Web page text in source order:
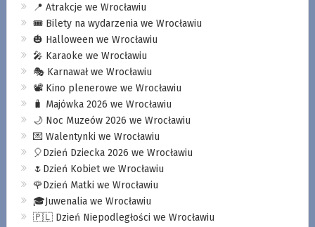
📍 Atrakcje we Wrocławiu
🎟️ Bilety na wydarzenia we Wrocławiu
🎃 Halloween we Wrocławiu
🎤 Karaoke we Wrocławiu
🎭 Karnawał we Wrocławiu
📽️ Kino plenerowe we Wrocławiu
🧳 Majówka 2026 we Wrocławiu
🌙 Noc Muzeów 2026 we Wrocławiu
💌 Walentynki we Wrocławiu
🎈Dzień Dziecka 2026 we Wrocławiu
🌷Dzień Kobiet we Wrocławiu
🌹Dzień Matki we Wrocławiu
🎓Juwenalia we Wrocławiu
🇵🇱 Dzień Niepodległości we Wrocławiu